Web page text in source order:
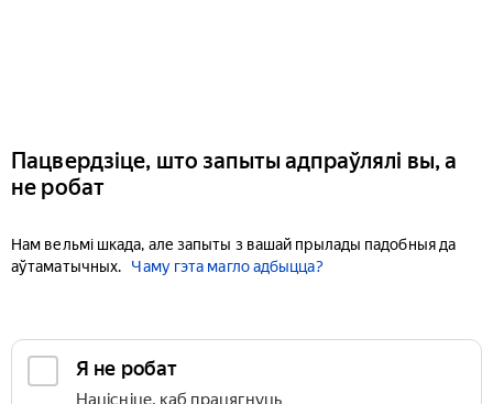
Пацвердзіце, што запыты адпраўлялі вы, а
не робат
Нам вельмі шкада, але запыты з вашай прылады падобныя да
аўтаматычных.
Чаму гэта магло адбыцца?
Я не робат
Націсніце, каб працягнуць